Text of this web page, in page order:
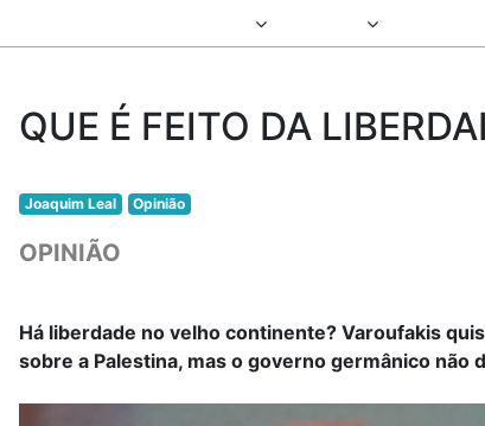
QUE É FEITO DA
Joaquim Leal Opinião
OPINIÃO
Há liberdade no velho continente? Varoufakis
sobre a Palestina, mas o governo germânico não